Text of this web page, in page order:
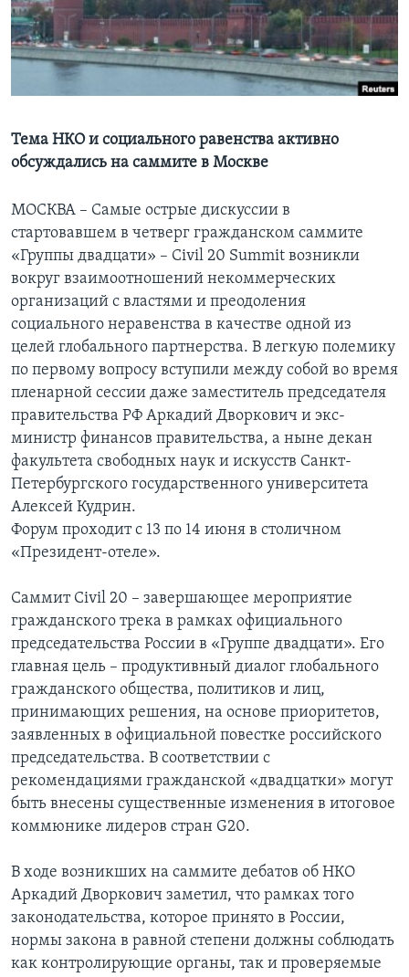
Learning English
СОЦИАЛЬНЫЕ СЕТИ
Языки
Тема НКО и социального равенства активно
обсуждались на саммите в Москве
МОСКВА – Самые острые дискуссии в
стартовавшем в четверг гражданском саммите
«Группы двадцати» – Civil 20 Summit возникли
вокруг взаимоотношений некоммерческих
организаций с властями и преодоления
социального неравенства в качестве одной из
целей глобального партнерства. В легкую полемику
по первому вопросу вступили между собой во время
пленарной сессии даже заместитель председателя
правительства РФ Аркадий Дворкович и экс-
министр финансов правительства, а ныне декан
факультета свободных наук и искусств Санкт-
Петербургского государственного университета
Алексей Кудрин.
Форум проходит с 13 по 14 июня в столичном
«Президент-отеле».
Саммит Civil 20 – завершающее мероприятие
гражданского трека в рамках официального
председательства России в «Группе двадцати». Его
главная цель – продуктивный диалог глобального
гражданского общества, политиков и лиц,
принимающих решения, на основе приоритетов,
заявленных в официальной повестке российского
председательства. В соответствии с
рекомендациями гражданской «двадцатки» могут
быть внесены существенные изменения в итоговое
коммюнике лидеров стран G20.
В ходе возникших на саммите дебатов об НКО
Аркадий Дворкович заметил, что рамках того
законодательства, которое принято в России,
нормы закона в равной степени должны соблюдать
как контролирующие органы, так и проверяемые